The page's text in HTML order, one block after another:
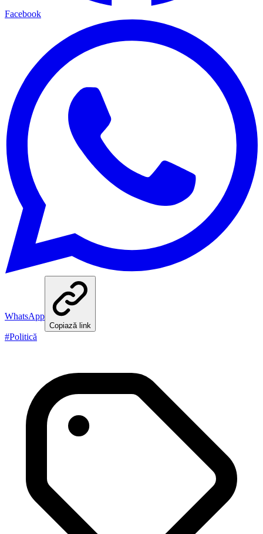
Facebook
WhatsApp
Copiază link
#Politică